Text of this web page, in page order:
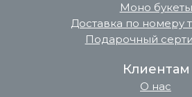
О нас
Клиентам
Доставка по номеру
Подарочный
Моно букеты